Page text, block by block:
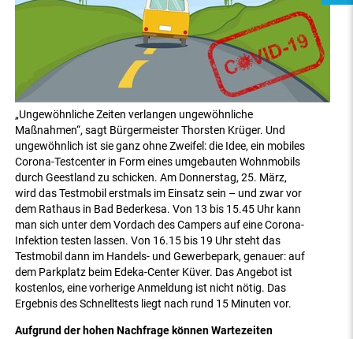
„Ungewöhnliche Zeiten verlangen ungewöhnliche
Maßnahmen“, sagt Bürgermeister Thorsten Krüger. Und
ungewöhnlich ist sie ganz ohne Zweifel: die Idee, ein mobiles
Corona-Testcenter in Form eines umgebauten Wohnmobils
durch Geestland zu schicken. Am Donnerstag, 25. März,
wird das Testmobil erstmals im Einsatz sein – und zwar vor
dem Rathaus in Bad Bederkesa. Von 13 bis 15.45 Uhr kann
man sich unter dem Vordach des Campers auf eine Corona-
Infektion testen lassen. Von 16.15 bis 19 Uhr steht das
Testmobil dann im Handels- und Gewerbepark, genauer: auf
dem Parkplatz beim Edeka-Center Küver. Das Angebot ist
kostenlos, eine vorherige Anmeldung ist nicht nötig. Das
Ergebnis des Schnelltests liegt nach rund 15 Minuten vor.
Aufgrund der hohen Nachfrage können Wartezeiten